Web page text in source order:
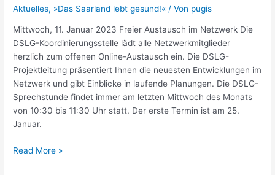
Aktuelles, »Das Saarland lebt gesund!« / Von pugis
Mittwoch, 11. Januar 2023 Freier Austausch im Netzwerk Die
DSLG-Koordinierungsstelle lädt alle Netzwerkmitglieder
herzlich zum offenen Online-Austausch ein. Die DSLG-
Projektleitung präsentiert Ihnen die neuesten Entwicklungen im
Netzwerk und gibt Einblicke in laufende Planungen. Die DSLG-
Sprechstunde findet immer am letzten Mittwoch des Monats
von 10:30 bis 11:30 Uhr statt. Der erste Termin ist am 25.
Januar.
Netzwerkmitglieder
25.
Januar
Read More »